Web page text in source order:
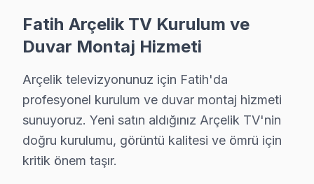
Karagümrük Arçelik Servis
Karagümrük'deki Arçelik TV sahiplerinin yüzde sekseni
Fatih Arçelik Servis →
Katip Kasım Arçelik Servis
Fatih'nın Katip Kasım bölgesindeki Arçelik müşterilerimiz
Arçelik Panel Değişimi →
Fatih Arçelik TV Kurulum ve
Duvar Montaj Hizmeti
Arçelik televizyonunuz için Fatih'da
profesyonel kurulum ve duvar montaj hizmeti
sunuyoruz. Yeni satın aldığınız Arçelik TV'nin
doğru kurulumu, görüntü kalitesi ve ömrü için
kritik önem taşır.